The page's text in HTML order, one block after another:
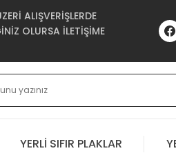
ALIŞVERİŞLERDE
OLURSA İLETİŞİME
YERLİ SIFIR PLAKLAR